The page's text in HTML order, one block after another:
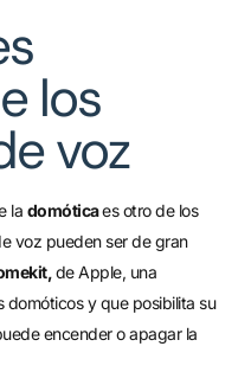
los
voz
la domóticaes otro de los
voz pueden ser de gran
de Apple, una
domóticos y que posibilita su
encender o apagar la